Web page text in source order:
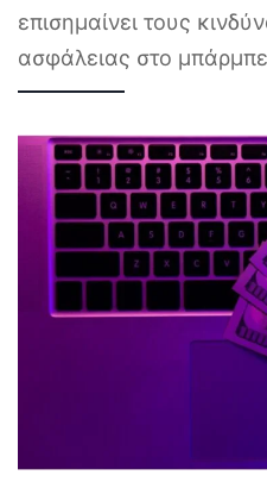
επισημαίνει τους
ασφάλειας στο